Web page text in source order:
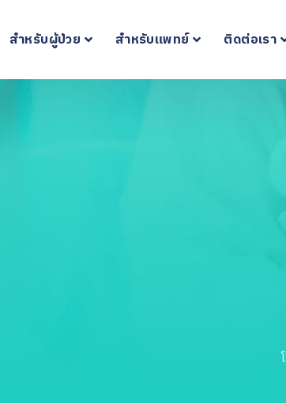
สำหรับผู้ป่วย สำหรับแพทย์ ติดต่อเรา